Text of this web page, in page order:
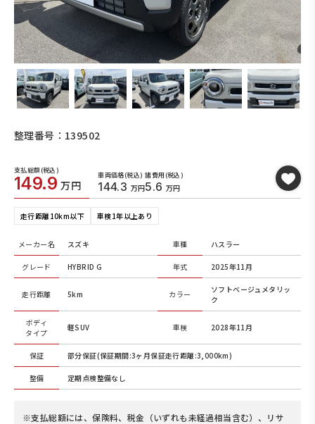
整理番号：139502
支払総額(税込)
149.9 万円
車両価格(税込)
144.3 万円
諸費用(税込)
5.6 万円
走行距離10km以下 車検1年以上あり
メーカー名 スズキ 車種 ハスラー
グレード HYBRID G 年式 2025年11月
走行距離 5km カラー
ソフトベージュメタリッ
ク
ボディ
タイプ
軽SUV 車検 2028年11月
保証 部分保証(保証期間:3ヶ月保証走行距離:3,000km)
整備 定期点検整備なし
※支払総額には、保険料、税金（いずれも未経過相当含む）、リサ